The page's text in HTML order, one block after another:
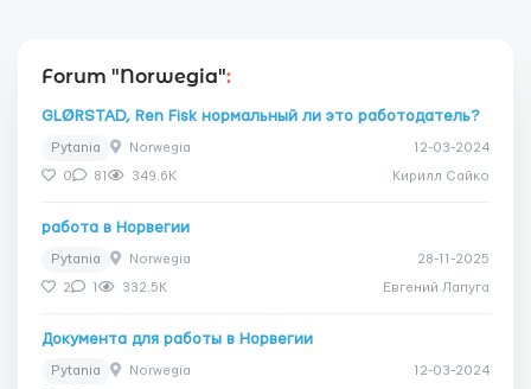
Forum "Norwegia":
GLØRSTAD, Ren Fisk нормальный ли это работодатель?
Pytania Norwegia 12-03-2024
0 81 349.6K Кирилл Сайко
работа в Норвегии
Pytania Norwegia 28-11-2025
2 1 332.5K Евгений Лапуга
Документа для работы в Норвегии
Pytania Norwegia 12-03-2024